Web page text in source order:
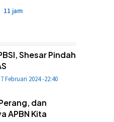
11 jam
Shesar Pindah
7 Februari 2024 -22:40
dan
APBN Kita